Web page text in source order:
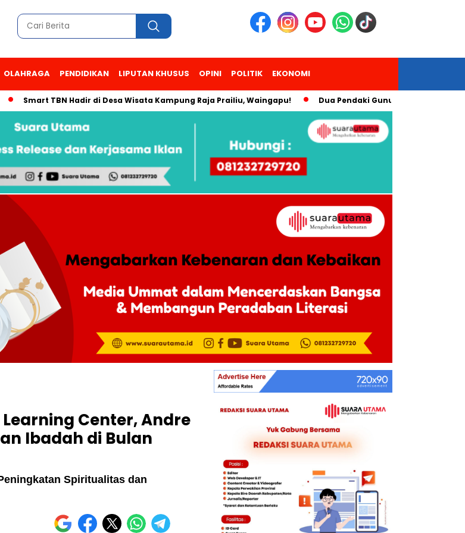
OLAHRAGA PENDIDIKAN LIPUTAN KHUSUS OPINI POLITIK EKONOMI
TBN Hadir di Desa Wisata Kampung Raja Prailiu, Waingapu! Dua Pendaki Gunung Piramid
Center, Andre
Ibadah di Bulan
Spiritualitas dan